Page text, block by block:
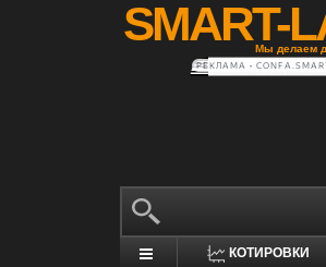
SMART-
Мы делаем
РЕКЛАМА •
КОТИРОВКИ